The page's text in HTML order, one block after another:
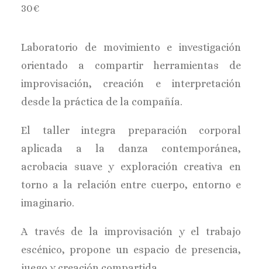
30€
Laboratorio de movimiento e investigación
orientado a compartir herramientas de
improvisación, creación e interpretación
desde la práctica de la compañía.
El taller integra preparación corporal
aplicada a la danza contemporánea,
acrobacia suave y exploración creativa en
torno a la relación entre cuerpo, entorno e
imaginario.
A través de la improvisación y el trabajo
escénico, propone un espacio de presencia,